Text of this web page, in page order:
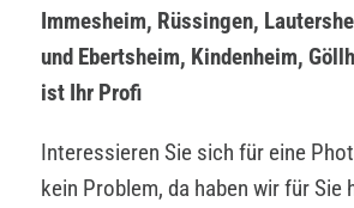
Immesheim, Rüssingen,
und Ebertsheim, Kindenheim,
ist Ihr Profi
Interessieren Sie sich für eine
kein Problem, da haben wir für Sie